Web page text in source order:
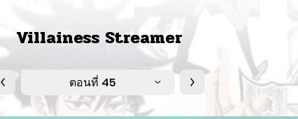
Villainess Streamer
ตอนที่ 45